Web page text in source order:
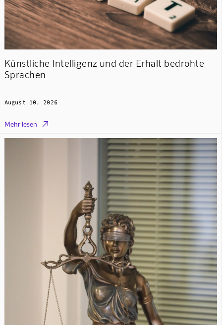
Künstliche Intelligenz und der Erhalt bedrohte
Sprachen
August 10, 2026
Mehr lesen 